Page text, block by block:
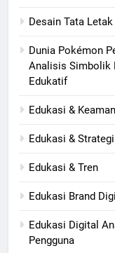
Desain Tata
Dunia Pokémon
Analisis Simbolik
Edukatif
Edukasi &
Edukasi &
Edukasi & Tren
Edukasi Brand
Edukasi Digital
Pengguna